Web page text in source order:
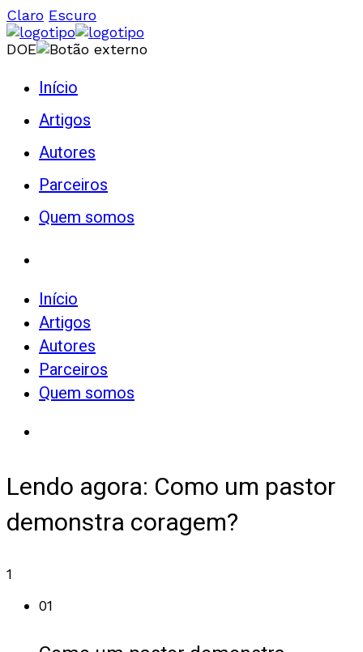
Claro Escuro
DOE
Início
Artigos
Autores
Parceiros
Quem somos
Início
Artigos
Autores
Parceiros
Quem somos
Lendo agora: Como um pastor
demonstra coragem?
1
01